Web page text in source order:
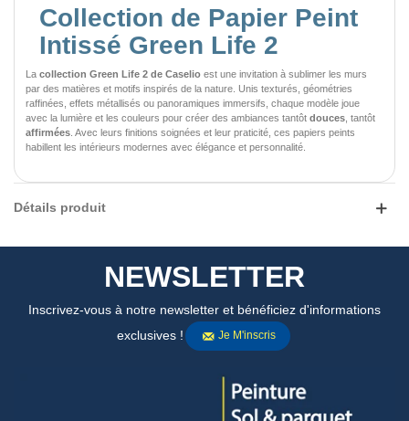
Collection de Papier Peint
Intissé Green Life 2
La collection Green Life 2 de Caselio est une invitation à sublimer les murs
par des matières et motifs inspirés de la nature. Unis texturés, géométries
raffinées, effets métallisés ou panoramiques immersifs, chaque modèle joue
avec la lumière et les couleurs pour créer des ambiances tantôt douces, tantôt
affirmées. Avec leurs finitions soignées et leur praticité, ces papiers peints
habillent les intérieurs modernes avec élégance et personnalité.
Détails produit
NEWSLETTER
Inscrivez-vous à notre newsletter et bénéficiez d'informations
exclusives !
Je M'inscris